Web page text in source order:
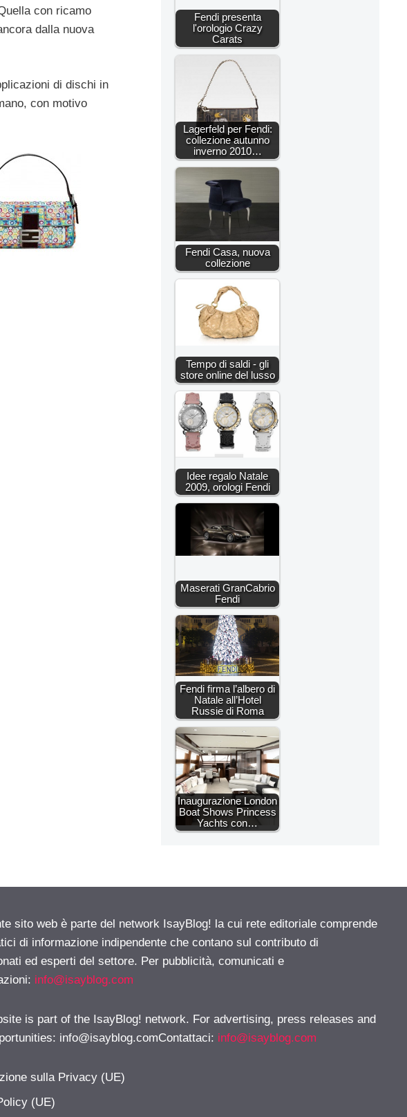
con ricamo
dalla nuova
di dischi in
con motivo
Fendi presenta
l'orologio Crazy
Carats
Lagerfeld per Fendi:
collezione autunno
inverno 2010…
Fendi Casa, nuova
collezione
Tempo di saldi - gli
store online del lusso
Idee regalo Natale
2009, orologi Fendi
Maserati GranCabrio
Fendi
Fendi firma l’albero di
Natale all’Hotel
Russie di Roma
Inaugurazione London
Boat Shows Princess
Yachts con…
sito web è parte del network IsayBlog! la cui rete editoriale comprende
di informazione indipendente che contano sul contributo di
ed esperti del settore. Per pubblicità, comunicati e
info@isayblog.com
is part of the IsayBlog! network. For advertising, press releases and
info@isayblog.comContattaci: info@isayblog.com
sulla Privacy (UE)
(UE)